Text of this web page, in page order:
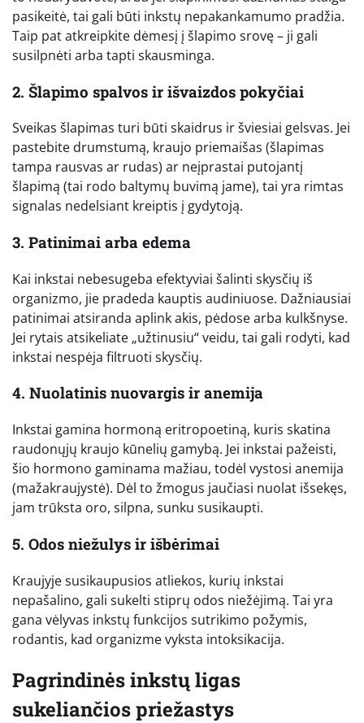
pasikeitė, tai gali būti inkstų nepakankamumo pradžia.
Taip pat atkreipkite dėmesį į šlapimo srovę – ji gali
susilpnėti arba tapti skausminga.
2. Šlapimo spalvos ir išvaizdos pokyčiai
Sveikas šlapimas turi būti skaidrus ir šviesiai gelsvas. Jei
pastebite drumstumą, kraujo priemaišas (šlapimas
tampa rausvas ar rudas) ar neįprastai putojantį
šlapimą (tai rodo baltymų buvimą jame), tai yra rimtas
signalas nedelsiant kreiptis į gydytoją.
3. Patinimai arba edema
Kai inkstai nebesugeba efektyviai šalinti skysčių iš
organizmo, jie pradeda kauptis audiniuose. Dažniausiai
patinimai atsiranda aplink akis, pėdose arba kulkšnyse.
Jei rytais atsikeliate „užtinusiu“ veidu, tai gali rodyti, kad
inkstai nespėja filtruoti skysčių.
4. Nuolatinis nuovargis ir anemija
Inkstai gamina hormoną eritropoetiną, kuris skatina
raudonųjų kraujo kūnelių gamybą. Jei inkstai pažeisti,
šio hormono gaminama mažiau, todėl vystosi anemija
(mažakraujystė). Dėl to žmogus jaučiasi nuolat išsekęs,
jam trūksta oro, silpna, sunku susikaupti.
5. Odos niežulys ir išbėrimai
Kraujyje susikaupusios atliekos, kurių inkstai
nepašalino, gali sukelti stiprų odos niežėjimą. Tai yra
gana vėlyvas inkstų funkcijos sutrikimo požymis,
rodantis, kad organizme vyksta intoksikacija.
Pagrindinės inkstų ligas
sukeliančios priežastys